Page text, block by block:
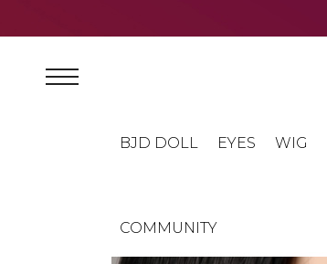
BJD DOLL EYES WIG
COMMUNITY